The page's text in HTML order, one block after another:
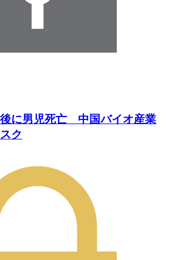
に男児死亡 中国バイオ産業
ク